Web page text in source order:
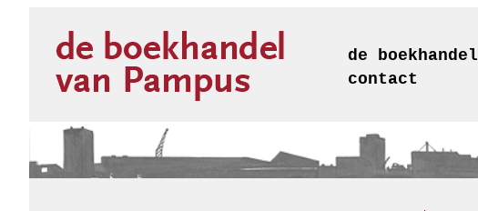
de boekhandel
contact